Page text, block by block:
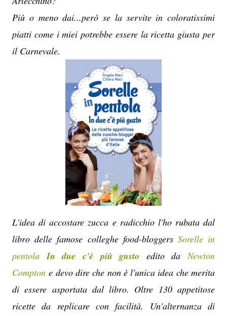
Più o meno dai...però se la servite in coloratissimi
piatti come i miei potrebbe essere la ricetta giusta per
il Carnevale.
L'idea di accostare zucca e radicchio l'ho rubata dal
libro delle famose colleghe food-bloggers Sorelle in
pentola In due c'è più gusto edito daNewton
Compton e devo dire che non è l'unica idea che merita
di essere asportata dal libro. Oltre 130 appetitose
ricette da replicare con facilità. Un'alternanza di